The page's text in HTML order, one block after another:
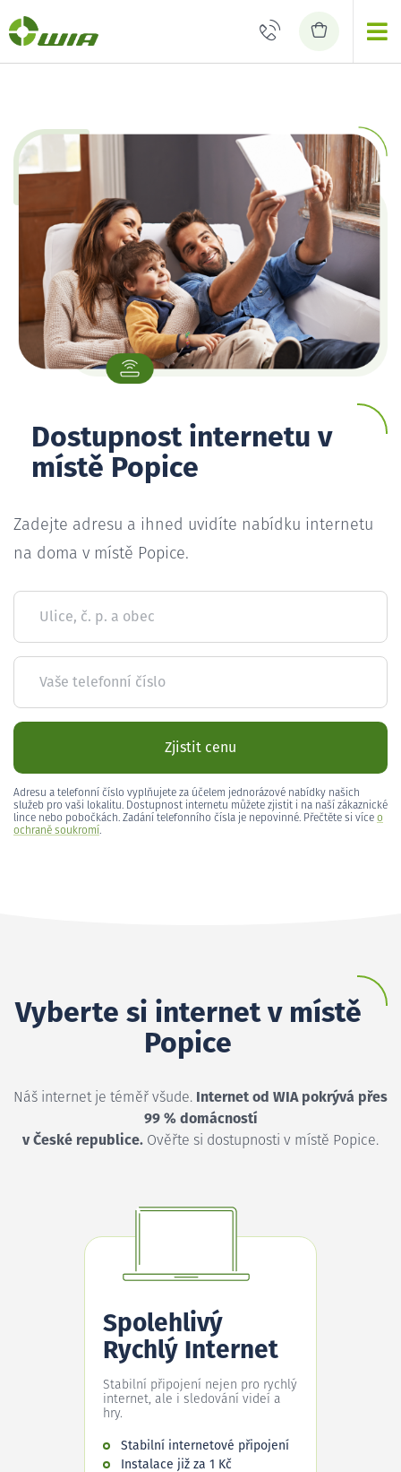
Dostupnost internetu v
místě Popice
Zadejte adresu a ihned uvidíte nabídku internetu
na doma v místě Popice.
Ulice, č. p. a obec
Vaše telefonní číslo
Zjistit cenu
Adresu a telefonní číslo vyplňujete za účelem jednorázové nabídky našich
služeb pro vaši lokalitu. Dostupnost internetu můžete zjistit i na naší zákaznické
lince nebo pobočkách. Zadání telefonního čísla je nepovinné. Přečtěte si více o
ochraně soukromí.
Vyberte si internet v místě
Popice
Náš internet je téměř všude. Internet od WIA pokrývá přes
99 % domácností
v České republice. Ověřte si dostupnosti v místě Popice.
Spolehlivý
Rychlý Internet
Stabilní připojení nejen pro rychlý
internet, ale i sledování videí a
hry.
Stabilní internetové připojení
Instalace již za 1 Kč